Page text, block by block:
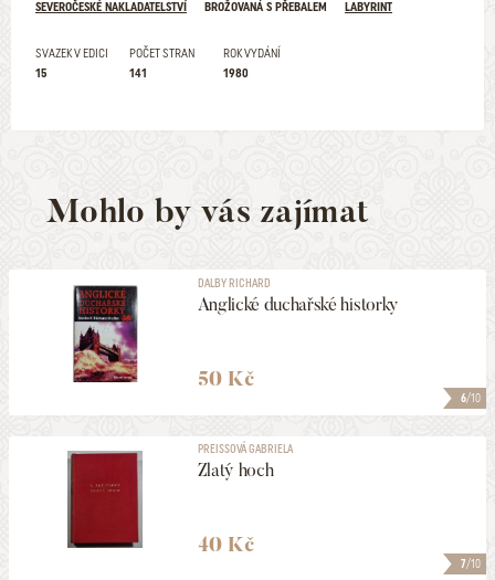
SEVEROČESKÉ NAKLADATELSTVÍ
BROŽOVANÁ S PŘEBALEM
LABYRINT
SVAZEK V EDICI
15
POČET STRAN
141
ROK VYDÁNÍ
1980
Mohlo by vás zajímat
6/10
DALBY RICHARD
Anglické duchařské historky
50 Kč
7/10
PREISSOVÁ GABRIELA
Zlatý hoch
40 Kč